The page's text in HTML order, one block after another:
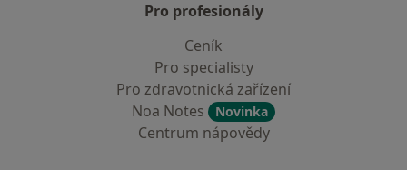
Pro profesionály
Ceník
Pro specialisty
Pro zdravotnická zařízení
Noa Notes
Novinka
Centrum nápovědy